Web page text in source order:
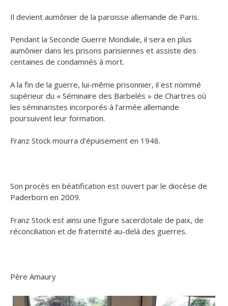
Il devient aumônier de la paroisse allemande de Paris.
Pendant la Seconde Guerre Mondiale, il sera en plus
aumônier dans les prisons parisiennes et assiste des
centaines de condamnés à mort.
A la fin de la guerre, lui-même prisonnier, il est nommé
supérieur du « Séminaire des Barbelés » de Chartres où
les séminaristes incorporés à l’armée allemande
poursuivent leur formation.
Franz Stock mourra d’épuisement en 1948.
Son procès en béatification est ouvert par le diocèse de
Paderborn en 2009.
Franz Stock est ainsi une figure sacerdotale de paix, de
réconciliation et de fraternité au-delà des guerres.
Père Amaury